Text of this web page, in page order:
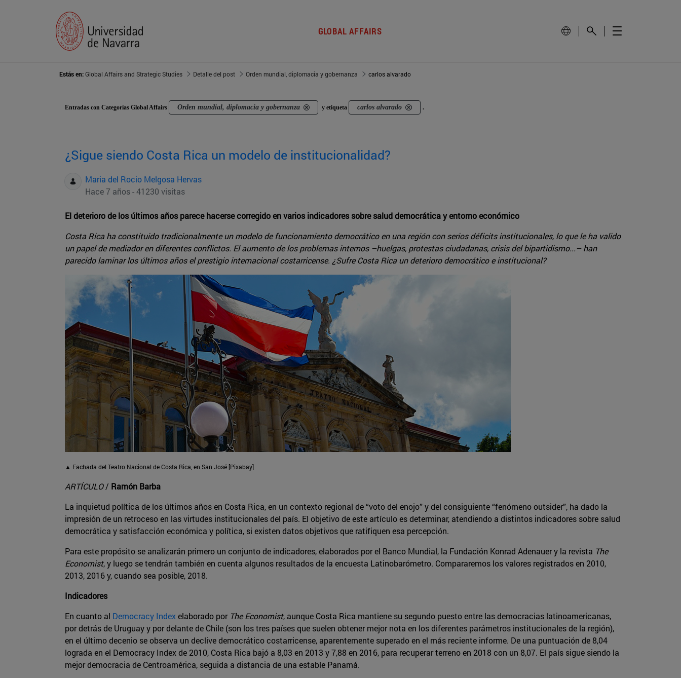
GLOBAL AFFAIRS
Estás en:Global Affairs and Strategic Studies Detalle del post Orden mundial, diplomacia y gobernanza carlos alvarado
Entradas con Categorías Global Affairs Orden mundial, diplomacia y gobernanza y etiqueta carlos alvarado .
¿Sigue siendo Costa Rica un modelo de institucionalidad?
Maria del Rocio Melgosa Hervas
Hace 7 años - 41230 visitas
El deterioro de los últimos años parece hacerse corregido en varios indicadores sobre salud democrática y entorno económico
Costa Rica ha constituido tradicionalmente un modelo de funcionamiento democrático en una región con serios déficits institucionales, lo que le ha valido
un papel de mediador en diferentes conflictos. El aumento de los problemas internos –huelgas, protestas ciudadanas, crisis del bipartidismo...– han
parecido laminar los últimos años el prestigio internacional costarricense. ¿Sufre Costa Rica un deterioro democrático e institucional?
▲ Fachada del Teatro Nacional de Costa Rica, en San José [Pixabay]
ARTÍCULO/ Ramón Barba
La inquietud política de los últimos años en Costa Rica, en un contexto regional de “voto del enojo” y del consiguiente “fenómeno outsider”, ha dado la
impresión de un retroceso en las virtudes institucionales del país. El objetivo de este artículo es determinar, atendiendo a distintos indicadores sobre salud
democrática y satisfacción económica y política, si existen datos objetivos que ratifiquen esa percepción.
Para este propósito se analizarán primero un conjunto de indicadores, elaborados por el Banco Mundial, la Fundación Konrad Adenauer y la revista The
Economist, y luego se tendrán también en cuenta algunos resultados de la encuesta Latinobarómetro. Compararemos los valores registrados en 2010,
2013, 2016 y, cuando sea posible, 2018.
Indicadores
En cuanto al Democracy Indexelaborado por The Economist, aunque Costa Rica mantiene su segundo puesto entre las democracias latinoamericanas,
por detrás de Uruguay y por delante de Chile (son los tres países que suelen obtener mejor nota en los diferentes parámetros institucionales de la región),
en el último decenio se observa un declive democrático costarricense, aparentemente superado en el más reciente informe. De una puntuación de 8,04
lograda en el Democracy Index de 2010, Costa Rica bajó a 8,03 en 2013 y 7,88 en 2016, para recuperar terreno en 2018 con un 8,07. El país sigue siendo la
mejor democracia de Centroamérica, seguida a distancia de una estable Panamá.